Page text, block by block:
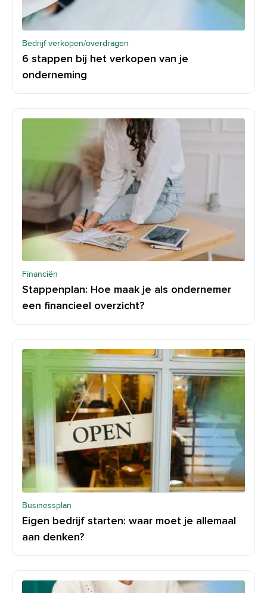
Bedrijf verkopen/overdragen
6 stappen bij het verkopen van je
onderneming
Financiën
Stappenplan: Hoe maak je als ondernemer
een financieel overzicht?
Businessplan
Eigen bedrijf starten: waar moet je allemaal
aan denken?